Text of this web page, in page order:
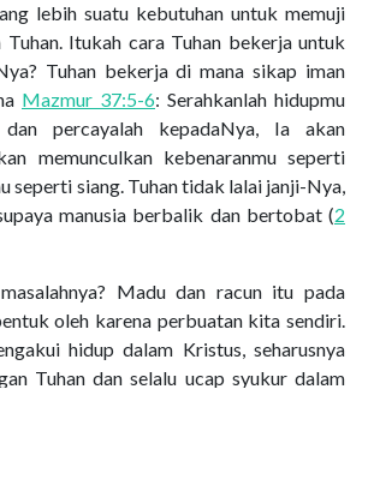
lebih suatu kebutuhan untuk memuji
Tuhan. Itukah cara Tuhan bekerja untuk
Tuhan bekerja di mana sikap iman
Mazmur 37:5-6: Serahkanlah hidupmu
percayalah kepadaNya, Ia akan
memunculkan kebenaranmu seperti
seperti siang. Tuhan tidak lalai janji-Nya,
manusia berbalik dan bertobat (2
Madu dan racun itu pada
oleh karena perbuatan kita sendiri.
hidup dalam Kristus, seharusnya
Tuhan dan selalu ucap syukur dalam